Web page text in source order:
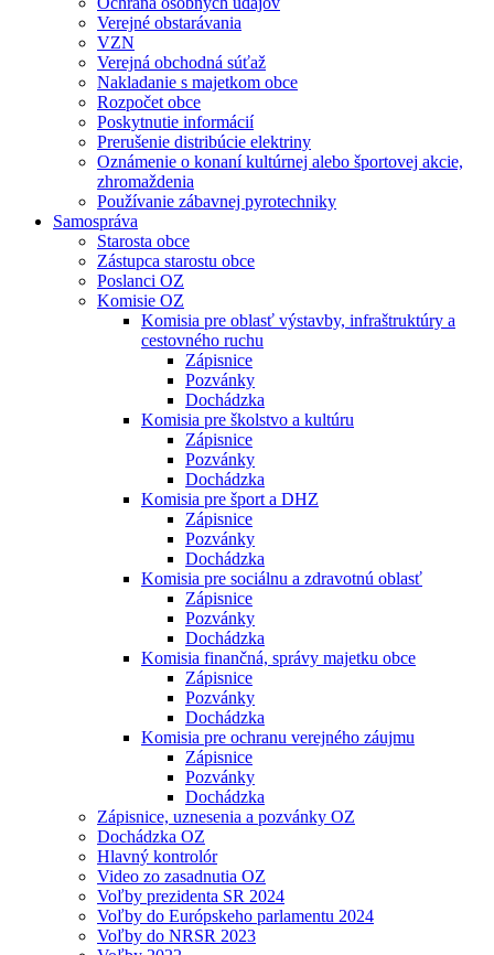
Verejné obstarávania
VZN
Verejná obchodná súťaž
Nakladanie s majetkom obce
Rozpočet obce
Poskytnutie informácií
Prerušenie distribúcie elektriny
Oznámenie o konaní kultúrnej alebo športovej akcie,
zhromaždenia
Používanie zábavnej pyrotechniky
Samospráva
Starosta obce
Zástupca starostu obce
Poslanci OZ
Komisie OZ
Komisia pre oblasť výstavby, infraštruktúry a
cestovného ruchu
Zápisnice
Pozvánky
Dochádzka
Komisia pre školstvo a kultúru
Zápisnice
Pozvánky
Dochádzka
Komisia pre šport a DHZ
Zápisnice
Pozvánky
Dochádzka
Komisia pre sociálnu a zdravotnú oblasť
Zápisnice
Pozvánky
Dochádzka
Komisia finančná, správy majetku obce
Zápisnice
Pozvánky
Dochádzka
Komisia pre ochranu verejného záujmu
Zápisnice
Pozvánky
Dochádzka
Zápisnice, uznesenia a pozvánky OZ
Dochádzka OZ
Hlavný kontrolór
Video zo zasadnutia OZ
Voľby prezidenta SR 2024
Voľby do Európskeho parlamentu 2024
Voľby do NRSR 2023